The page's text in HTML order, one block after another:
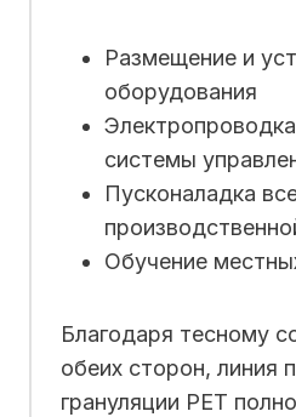
Размещение и
оборудования
системы
Пусконаладка
Обучение
Благодаря тесному
обеих сторон, линия
грануляции PET